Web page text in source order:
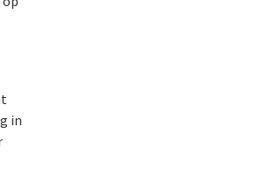
in